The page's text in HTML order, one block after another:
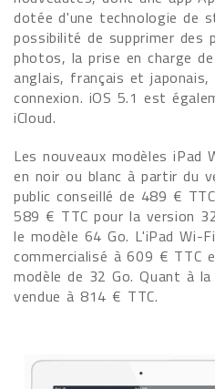
dotée d'une technologie de
possibilité de supprimer des
photos, la prise en charge
anglais, français et
connexion. iOS 5.1 est
iCloud.
Les nouveaux modèles iPad
en noir ou blanc à partir du
public conseillé de 489 €
589 € TTC pour la version
le modèle 64 Go. L'iPad Wi-
commercialisé à 609 € TTC
modèle de 32 Go. Quant à
vendue à 814 € TTC.